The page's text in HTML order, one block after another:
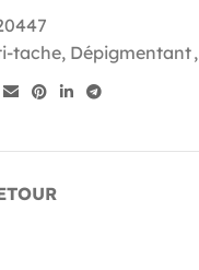
tache, Dépigmentant,